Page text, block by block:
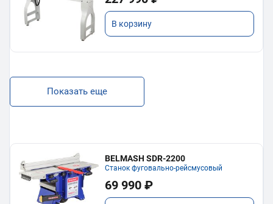
В корзину
Показать еще
BELMASH SDR-2200
Станок фуговально-рейсмусовый
69 990 ₽